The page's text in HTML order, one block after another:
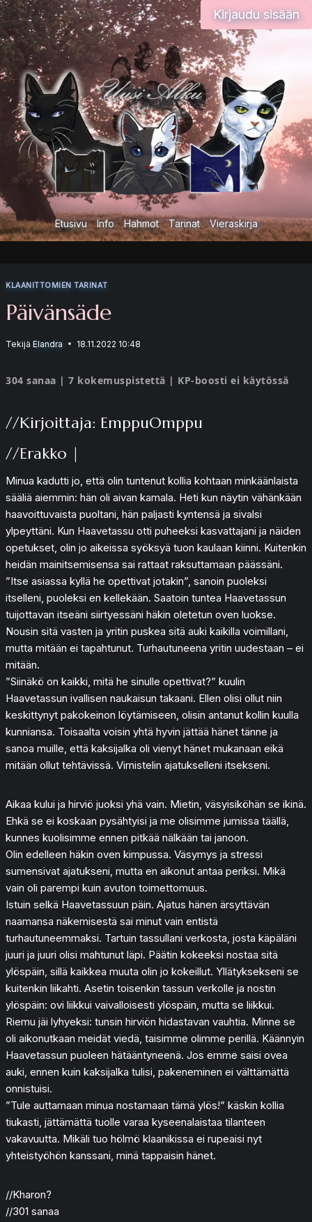
Siirry
sisältöön
Kirjaudu sisään
Etusivu Info Hahmot Tarinat Vieraskirja
KLAANITTOMIEN TARINAT
Päivänsäde
Tekijä Elandra 18.11.2022 10:48
304 sanaa | 7 kokemuspistettä | KP-boosti ei käytössä
//Kirjoittaja: EmppuOmppu
//Erakko |
Minua kadutti jo, että olin tuntenut kollia kohtaan minkäänlaista
sääliä aiemmin: hän oli aivan kamala. Heti kun näytin vähänkään
haavoittuvaista puoltani, hän paljasti kyntensä ja sivalsi
ylpeyttäni. Kun Haavetassu otti puheeksi kasvattajani ja näiden
opetukset, olin jo aikeissa syöksyä tuon kaulaan kiinni. Kuitenkin
heidän mainitsemisensa sai rattaat raksuttamaan päässäni.
”Itse asiassa kyllä he opettivat jotakin”, sanoin puoleksi
itselleni, puoleksi en kellekään. Saatoin tuntea Haavetassun
tuijottavan itseäni siirtyessäni häkin oletetun oven luokse.
Nousin sitä vasten ja yritin puskea sitä auki kaikilla voimillani,
mutta mitään ei tapahtunut. Turhautuneena yritin uudestaan – ei
mitään.
”Siinäkö on kaikki, mitä he sinulle opettivat?” kuulin
Haavetassun ivallisen naukaisun takaani. Ellen olisi ollut niin
keskittynyt pakokeinon löytämiseen, olisin antanut kollin kuulla
kunniansa. Toisaalta voisin yhtä hyvin jättää hänet tänne ja
sanoa muille, että kaksijalka oli vienyt hänet mukanaan eikä
mitään ollut tehtävissä. Virnistelin ajatukselleni itsekseni.
Aikaa kului ja hirviö juoksi yhä vain. Mietin, väsyisiköhän se ikinä.
Ehkä se ei koskaan pysähtyisi ja me olisimme jumissa täällä,
kunnes kuolisimme ennen pitkää nälkään tai janoon.
Olin edelleen häkin oven kimpussa. Väsymys ja stressi
sumensivat ajatukseni, mutta en aikonut antaa periksi. Mikä
vain oli parempi kuin avuton toimettomuus.
Istuin selkä Haavetassuun päin. Ajatus hänen ärsyttävän
naamansa näkemisestä sai minut vain entistä
turhautuneemmaksi. Tartuin tassullani verkosta, josta käpäläni
juuri ja juuri olisi mahtunut läpi. Päätin kokeeksi nostaa sitä
ylöspäin, sillä kaikkea muuta olin jo kokeillut. Yllätyksekseni se
kuitenkin liikahti. Asetin toisenkin tassun verkolle ja nostin
ylöspäin: ovi liikkui vaivalloisesti ylöspäin, mutta se liikkui.
Riemu jäi lyhyeksi: tunsin hirviön hidastavan vauhtia. Minne se
oli aikonutkaan meidät viedä, taisimme olimme perillä. Käännyin
Haavetassun puoleen hätääntyneenä. Jos emme saisi ovea
auki, ennen kuin kaksijalka tulisi, pakeneminen ei välttämättä
onnistuisi.
”Tule auttamaan minua nostamaan tämä ylös!” käskin kollia
tiukasti, jättämättä tuolle varaa kyseenalaistaa tilanteen
vakavuutta. Mikäli tuo hölmö klaanikissa ei rupeaisi nyt
yhteistyöhön kanssani, minä tappaisin hänet.
//Kharon?
//301 sanaa